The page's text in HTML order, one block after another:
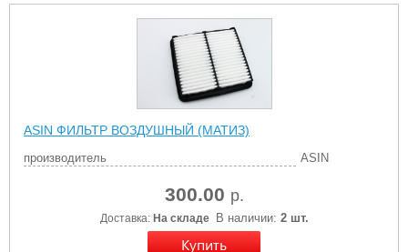
ASIN ФИЛЬТР ВОЗДУШНЫЙ (МАТИЗ)
производитель ASIN
300.00 р.
Доставка: На складе В наличии: 2 шт.